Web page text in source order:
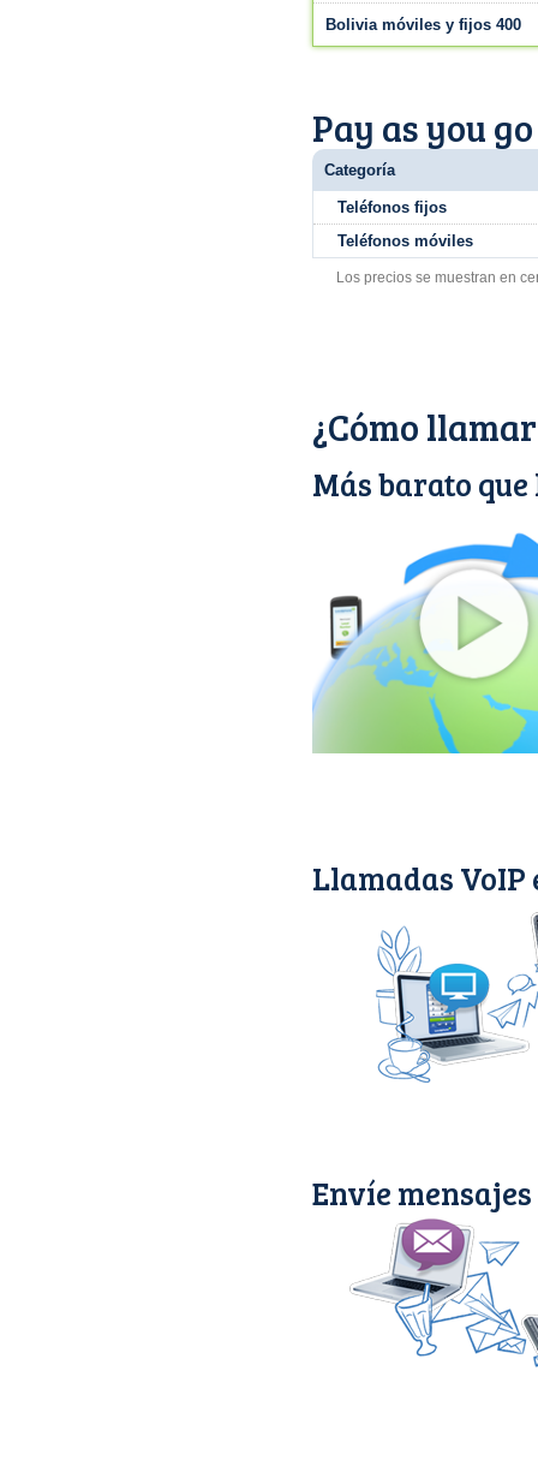
Bolivia móviles y fijos 400
Pay as you
Categoría
Teléfonos fijos
Teléfonos móviles
Los precios se muestran en
¿Cómo
Más barato
Llamadas
Envíe